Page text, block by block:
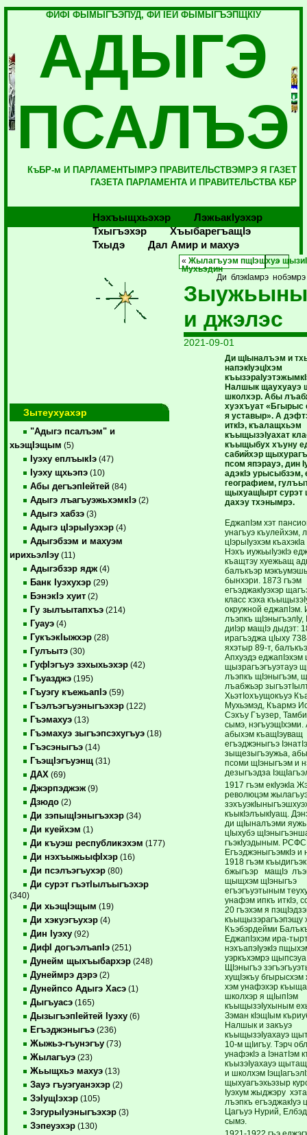
ФИФI ФЫМЫГЪЭПУД, ФИ IЕЙ ФЫМЫГЪЭПЩКIУ
АДЫГЭ
ПСАЛЪЭ
КъБР-м И ПАРЛАМЕНТЫМРЭ ПРАВИТЕЛЬСТВЭМРЭ Я ГАЗЕТ
ГАЗЕТА ПАРЛАМЕНТА И ПРАВИТЕЛЬСТВА КБР
Нэхъыщхьэхэр
Лэжьакlуэхэр
Тхыгъэхэр
Хъыбарегъащlэ
Тхыдэ
Дал Амир и махуэ
Зытеухуахэр
"Адыгэ псалъэм" и
хьэщIэщым (5)
Iуэху еплъыкIэ (47)
Iуэху щхьэпэ (10)
Абы дегъэпIейтей (84)
Адыгэ лъагъуэжьхэмкIэ (2)
Адыгэ хабзэ (3)
Адыгэ цIэрыIуэхэр (4)
Адыгэбзэм и махуэм
ирихьэлIэу (11)
Адыгэбзэр ядж (4)
Банк Iуэхухэр (29)
БэнэкIэ хуит (2)
Гу зылъытапхъэ (214)
Гуауэ (4)
ГукъэкIыжхэр (28)
Гулъытэ (30)
ГуфIэгъуэ зэхыхьэхэр (42)
Гъуазджэ (195)
Гъуэгу къежьапIэ (59)
Гъэлъэгъуэныгъэхэр (122)
Гъэмахуэ (13)
Гъэмахуэ зыгъэпсэхугъуэ (18)
Гъэсэныгъэ (14)
ГъэщIэгъуэнщ (31)
ДАХ (69)
Джэрпэджэж (9)
Дзюдо (2)
Ди зэпыщIэныгъэхэр (34)
Ди куейхэм (1)
Ди къуэш республикэхэм (177)
Ди нэхъыжьыфIхэр (16)
Ди псэлъэгъухэр (80)
Ди сурэт гъэтIылъыгъэхэр
(340)
Ди хьэщIэщым (19)
Ди хэкуэгъухэр (4)
Дин Iуэху (92)
ДифI догъэлъапIэ (251)
Дунейм щыхъыбархэр (248)
Дунеймрэ дэрэ (2)
Дунейпсо Адыгэ Хасэ (1)
Дыгъуасэ (165)
ДызыгъэпIейтей Iуэху (6)
Егъэджэныгъэ (236)
Жыжьэ-гъунэгъу (73)
Жылагъуэ (23)
Жьыщхьэ махуэ (13)
Зауэ гъуэгуанэхэр (2)
ЗэIущIэхэр (105)
ЗэгурыIуэныгъэхэр (3)
Зэпеуэхэр (130)
«Жылагъуэм пщIэшхуэ
Мухьэдин
Ди блэкIамрэ
и джэлэс
2021-09-01
Ди щIыналъэм и
напэкIуэцIхэм
Налшык щаухуауэ
школхэр. Абы
хуэхъуат «Бгырыс
я уставыр». А
иткIэ, къалащхьэм
къыщызэIуахат
къыщыбух хъуну
сабийхэр
псом япэрауэ, дин
адэкIэ урысыбзэм,
географием,
щыхуащIырт
дахэу тхэнымрэ.
ЕджапIэм хэт
унагъуэ къулейхэм,
цIэрыIуэхэм
Нэхъ иужьыIуэкIэ
къащтэу хуежьащ
балъкъэр
бынхэри. 1873 гъэм
егъэджакIуэхэр
класс хэха
окружной еджапIэм.
лъэпкъ щIэныгъэлIу,
диIэр мащIэ дыдэт:
ирагъэджа цIыху
яхэтыр 89-т,
Апхуэдэ еджапIэхэм
щызрагъэгъуэтауэ
лъэпкъ щIэныгъэм,
лъабжьэр
ХьэтIохъущокъуэ
Мухьэмэд, Къармэ
Сэхъу Гъузер,
сымэ, нэгъуэщIхэми.
абыхэм къащIэуващ
егъэджэныгъэ
зыщезыгъэужьа,
псоми щIэныгъэм и
дезыгъэдза
1917 гъэм екIуэкIа
революцэм
къыкIэлъыкIуащ.
ди щIыналъэми
цIыхубэ
гъэкIуэдыным.
ЕгъэджэныгъэмкIэ и
1918 гъэм
бжыгъэр мащIэ
щыщхэм щIэныгъэ
егъэгъуэтыным
унафэм ипкъ иткIэ,
20 гъэхэм я
къыщызэрагъэпэщу
Къэбэрдейми
ЕджапIэхэм ира-
нэхъапэIуэкIэ
уэркъхэмрэ
ЩIэныгъэ
хущIэкъу бгырысхэм
хэм унафэхэр
школхэр я щIыпIэм
къыщызэIухыным
Зэман кIэщIым
Налшык и закъуэ
къыщызэIуахауэ
10-м щIигъу. Тэрч
унафэкIэ а IэнатIэм
къызэIуахауэ
и школхэм
щыхуагъэхьэзыр
Iуэхум жыджэру
лъэпкъ егъэджакIуэ
Цагъуэ Нурий,
сымэ.